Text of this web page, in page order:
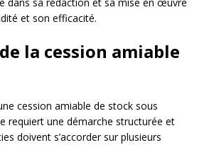
et son efficacité.
la cession amiable
cession amiable de stock sous
requiert une démarche structurée et
doivent s’accorder sur plusieurs